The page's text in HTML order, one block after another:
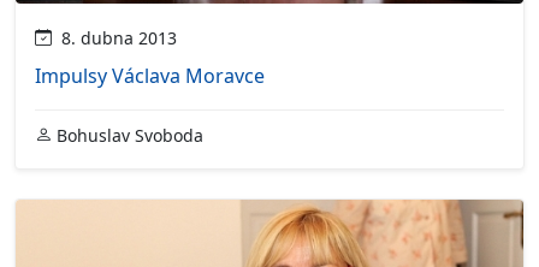
8. dubna 2013
Impulsy Václava Moravce
Bohuslav Svoboda